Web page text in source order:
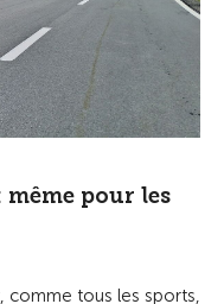
pour les
comme tous les sports,